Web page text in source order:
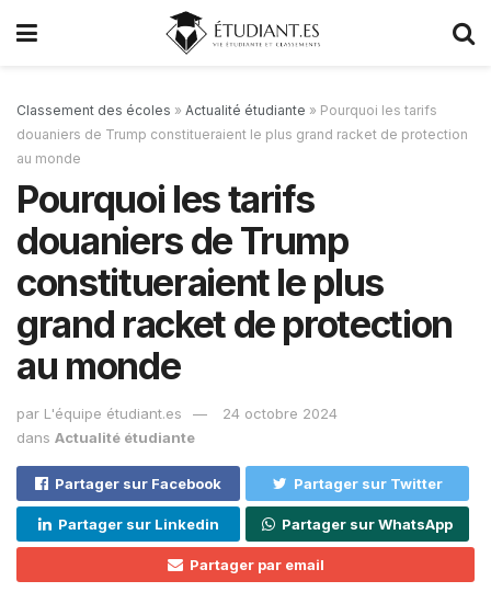
Classement des écoles » Actualité étudiante » Pourquoi les tarifs
douaniers de Trump constitueraient le plus grand racket de protection
au monde
Pourquoi les tarifs
douaniers de Trump
constitueraient le plus
grand racket de protection
au monde
par L'équipe étudiant.es
24 octobre 2024
dans Actualité étudiante
Partager sur Facebook Partager sur Twitter
Partager sur Linkedin Partager sur WhatsApp
Partager par email